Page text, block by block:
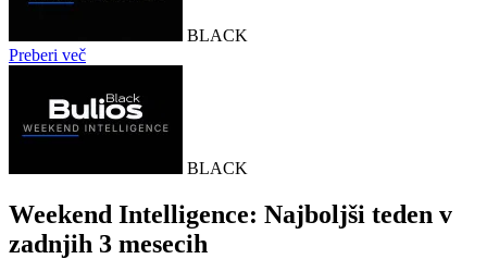
BLACK
Preberi več
BLACK
Weekend Intelligence: Najboljši teden v
zadnjih 3 mesecih